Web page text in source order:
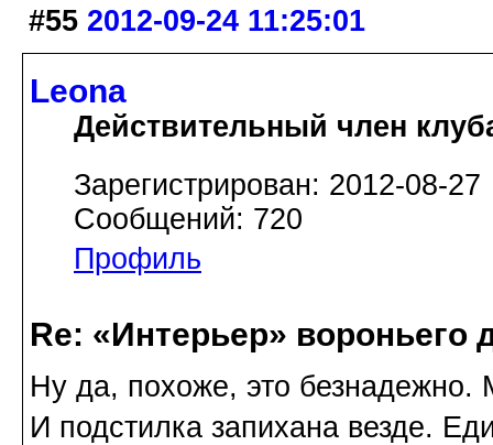
#55 2012-09-24 11:25:01
Leona
Действительный член
Зарегистрирован: 2012-08-27
Сообщений: 720
Профиль
Re: «Интерьер» вороньего
Ну да, похоже, это безнадежно.
И подстилка запихана везде.